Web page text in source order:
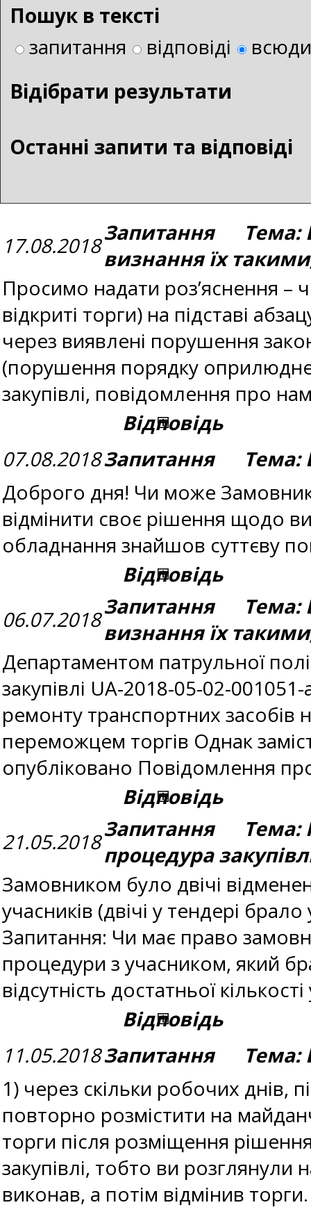
Пошук в тексті
запитання
відповіді
всюди
Bідібрати результати
Останні запити та відповіді
17.08.2018Запитання Тема:
визнання їх
Просимо надати роз’яснення –
відкриті торги) на підставі
через виявлені порушення
(порушення порядку
закупівлі, повідомлення про
Відповідь
07.08.2018Запитання Тема:
Доброго дня! Чи може Замовник
відмінити своє рішення щодо
обладнання знайшов суттєву
Відповідь
06.07.2018Запитання Тема:
визнання їх
Департаментом патрульної
закупівлі UA-2018-05-02-
ремонту транспортних
переможцем торгів Однак
опубліковано Повідомлення
Відповідь
21.05.2018Запитання Тема:
процедура
Замовником було двічі
учасників (двічі у тендері
Запитання: Чи має право
процедури з учасником, який
відсутність достатньої
Відповідь
11.05.2018Запитання Тема:
1) через скільки робочих днів,
повторно розмістити на
торги після розміщення
закупівлі, тобто ви
виконав, а потім відмінив